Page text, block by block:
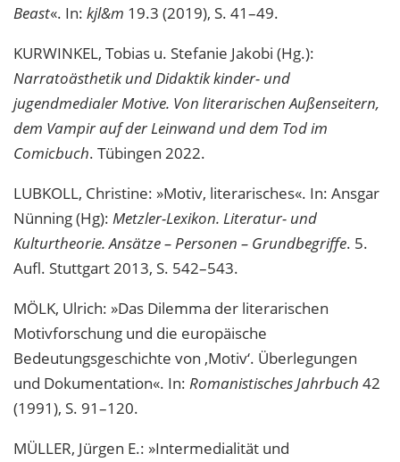
Beast«. In: kjl&m 19.3 (2019), S. 41–49.
KURWINKEL, Tobias u. Stefanie Jakobi (Hg.):
Narratoästhetik und Didaktik kinder- und
jugendmedialer Motive. Von literarischen Außenseitern,
dem Vampir auf der Leinwand und dem Tod im
Comicbuch. Tübingen 2022.
LUBKOLL, Christine: »Motiv, literarisches«. In: Ansgar
Nünning (Hg): Metzler-Lexikon. Literatur- und
Kulturtheorie. Ansätze – Personen – Grundbegriffe. 5.
Aufl. Stuttgart 2013, S. 542–543.
MÖLK, Ulrich: »Das Dilemma der literarischen
Motivforschung und die europäische
Bedeutungsgeschichte von ‚Motiv‘. Überlegungen
und Dokumentation«. In: Romanistisches Jahrbuch 42
(1991), S. 91–120.
MÜLLER, Jürgen E.: »Intermedialität und